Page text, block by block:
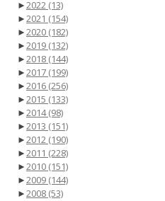
►2022 (13)
►2021 (154)
►2020 (182)
►2019 (132)
►2018 (144)
►2017 (199)
►2016 (256)
►2015 (133)
►2014(98)
►2013 (151)
►2012 (190)
►2011 (228)
►2010 (151)
►2009 (144)
►2008 (53)